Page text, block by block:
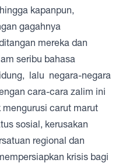
kapanpun,
gagahnya
mereka dan
seribu bahasa
lalu negara-negara
cara-cara zalim ini
mengurusi carut marut
sosial, kerusakan
regional dan
krisis bagi